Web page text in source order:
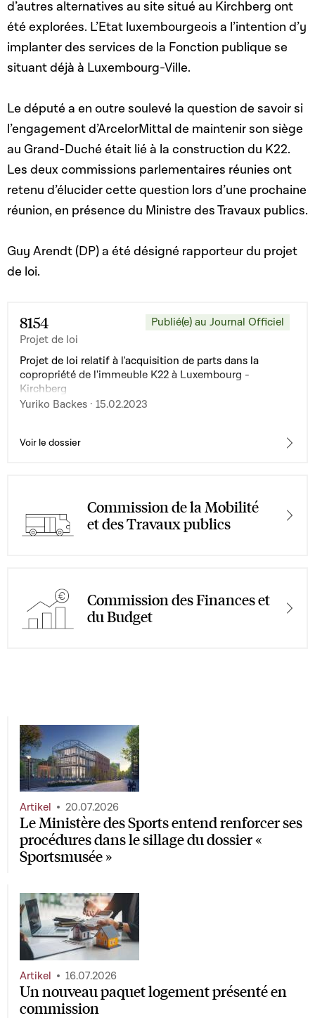
d’autres alternatives au site situé au Kirchberg ont
été explorées. L’Etat luxembourgeois a l’intention d’y
implanter des services de la Fonction publique se
situant déjà à Luxembourg-Ville.
Le député a en outre soulevé la question de savoir si
l’engagement d’ArcelorMittal de maintenir son siège
au Grand-Duché était lié à la construction du K22.
Les deux commissions parlementaires réunies ont
retenu d’élucider cette question lors d’une prochaine
réunion, en présence du Ministre des Travaux publics.
Guy Arendt (DP) a été désigné rapporteur du projet
de loi.
8154
Projet de loi
Publié(e) au Journal Officiel
Projet de loi relatif à l'acquisition de parts dans la
copropriété de l'immeuble K22 à Luxembourg -
Kirchberg
Yuriko Backes · 15.02.2023
Voir le dossier
Commission de la Mobilité
et des Travaux publics
Commission des Finances et
du Budget
Le Ministère des Sports entend renforcer ses
procédures dans le sillage du dossier «
Sportsmusée »
Artikel 20.07.2026
Un nouveau paquet logement présenté en
commission
Artikel 16.07.2026